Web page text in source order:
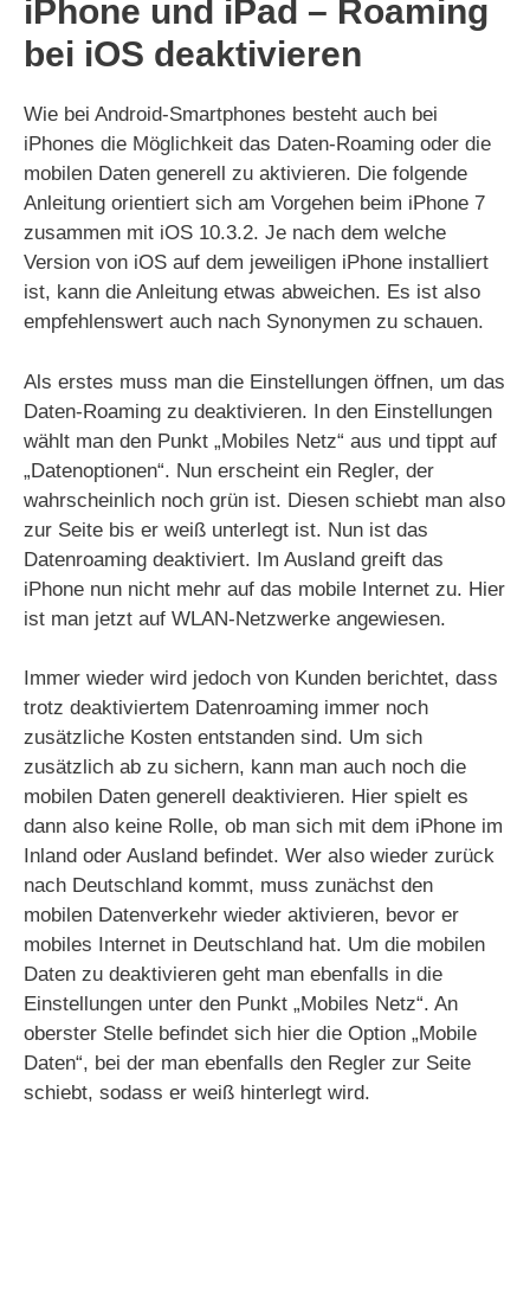
iPhone und iPad – Roaming
bei iOS deaktivieren
Wie bei Android-Smartphones besteht auch bei
iPhones die Möglichkeit das Daten-Roaming oder die
mobilen Daten generell zu aktivieren. Die folgende
Anleitung orientiert sich am Vorgehen beim iPhone 7
zusammen mit iOS 10.3.2. Je nach dem welche
Version von iOS auf dem jeweiligen iPhone installiert
ist, kann die Anleitung etwas abweichen. Es ist also
empfehlenswert auch nach Synonymen zu schauen.
Als erstes muss man die Einstellungen öffnen, um das
Daten-Roaming zu deaktivieren. In den Einstellungen
wählt man den Punkt „Mobiles Netz“ aus und tippt auf
„Datenoptionen“. Nun erscheint ein Regler, der
wahrscheinlich noch grün ist. Diesen schiebt man also
zur Seite bis er weiß unterlegt ist. Nun ist das
Datenroaming deaktiviert. Im Ausland greift das
iPhone nun nicht mehr auf das mobile Internet zu. Hier
ist man jetzt auf WLAN-Netzwerke angewiesen.
Immer wieder wird jedoch von Kunden berichtet, dass
trotz deaktiviertem Datenroaming immer noch
zusätzliche Kosten entstanden sind. Um sich
zusätzlich ab zu sichern, kann man auch noch die
mobilen Daten generell deaktivieren. Hier spielt es
dann also keine Rolle, ob man sich mit dem iPhone im
Inland oder Ausland befindet. Wer also wieder zurück
nach Deutschland kommt, muss zunächst den
mobilen Datenverkehr wieder aktivieren, bevor er
mobiles Internet in Deutschland hat. Um die mobilen
Daten zu deaktivieren geht man ebenfalls in die
Einstellungen unter den Punkt „Mobiles Netz“. An
oberster Stelle befindet sich hier die Option „Mobile
Daten“, bei der man ebenfalls den Regler zur Seite
schiebt, sodass er weiß hinterlegt wird.